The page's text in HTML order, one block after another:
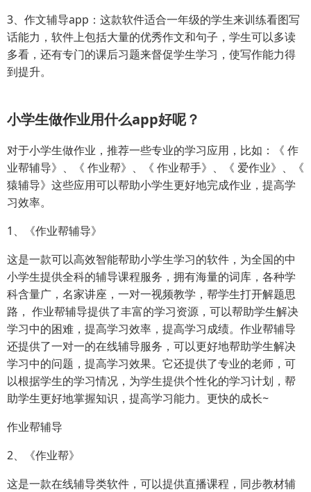
3、作文辅导app：这款软件适合一年级的学生来训练看图写
话能力，软件上包括大量的优秀作文和句子，学生可以多读
多看，还有专门的课后习题来督促学生学习，使写作能力得
到提升。
小学生做作业用什么app好呢？
对于小学生做作业，推荐一些专业的学习应用，比如：《 作
业帮辅导》、《 作业帮》、《 作业帮手》、《 爱作业》、《
猿辅导》这些应用可以帮助小学生更好地完成作业，提高学
习效率。
1、《作业帮辅导》
这是一款可以高效智能帮助小学生学习的软件，为全国的中
小学生提供全科的辅导课程服务，拥有海量的词库，各种学
科含量广，名家讲座，一对一视频教学，帮学生打开解题思
路， 作业帮辅导提供了丰富的学习资源，可以帮助学生解决
学习中的困难，提高学习效率，提高学习成绩。作业帮辅导
还提供了一对一的在线辅导服务，可以更好地帮助学生解决
学习中的问题，提高学习效果。它还提供了专业的老师，可
以根据学生的学习情况，为学生提供个性化的学习计划，帮
助学生更好地掌握知识，提高学习能力。更快的成长~
作业帮辅导
2、《作业帮》
这是一款在线辅导类软件，可以提供直播课程，同步教材辅